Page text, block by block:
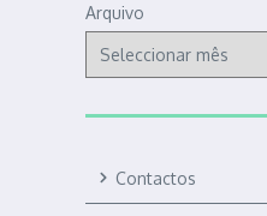
Arquivo
Contactos